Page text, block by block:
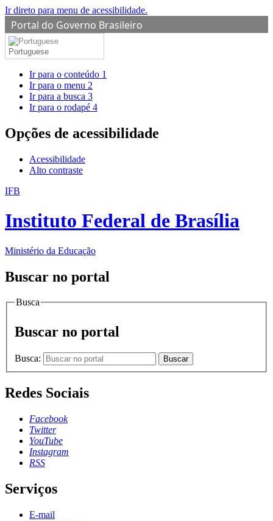
Ir direto para menu de acessibilidade.
Portal do Governo Brasileiro
Portuguese
Ir para o conteúdo 1
Ir para o menu 2
Ir para a busca 3
Ir para o rodapé 4
Opções de acessibilidade
Acessibilidade
Alto contraste
IFB
Instituto Federal de Brasília
Ministério da Educação
Buscar no portal
Busca
Buscar no portal
Busca: Buscar
Redes Sociais
Facebook
Twitter
YouTube
Instagram
RSS
Serviços
E-mail